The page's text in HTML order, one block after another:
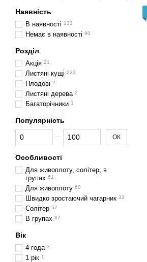
Наявність
В наявності 133
Немає в наявності 90
Розділ
Акція 21
Листяні кущі 223
Плодові 2
Листяні дерева 2
Багаторічники 1
Популярність
Від Популярність
До Популярність ОК
Особливості
Для живоплоту, солітер, в
групах 61
Для живоплоту 60
Швидко зростаючий чагарник 33
Солітер 57
В групах 87
Вік
4 года 3
1 рік 1